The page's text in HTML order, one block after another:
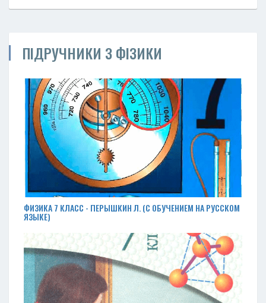
ПІДРУЧНИКИ З ФІЗИКИ
ФИЗИКА 7 КЛАСС - ПЕРЫШКИН Л. (С ОБУЧЕНИЕМ НА РУССКОМ
ЯЗЫКЕ)